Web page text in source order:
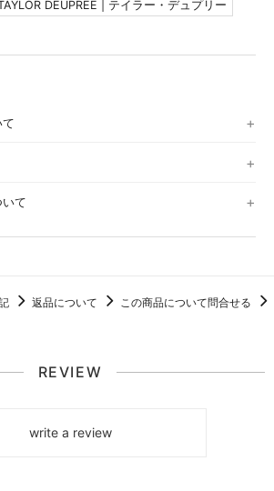
通常の中古品。シール痕、多少のダメージ。
底割れや裂けがみられるもの。
DEUPREE | テイラー・デュプリー
て
返品について この商品について問合せる
REVIEW
write a review